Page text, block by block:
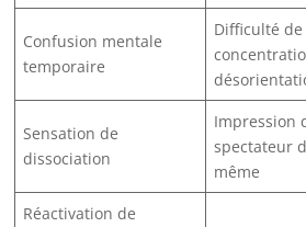
Confusion mentale
temporaire
Difficulté de
Sensation de
dissociation
Impression
spectateur
même
Réactivation de